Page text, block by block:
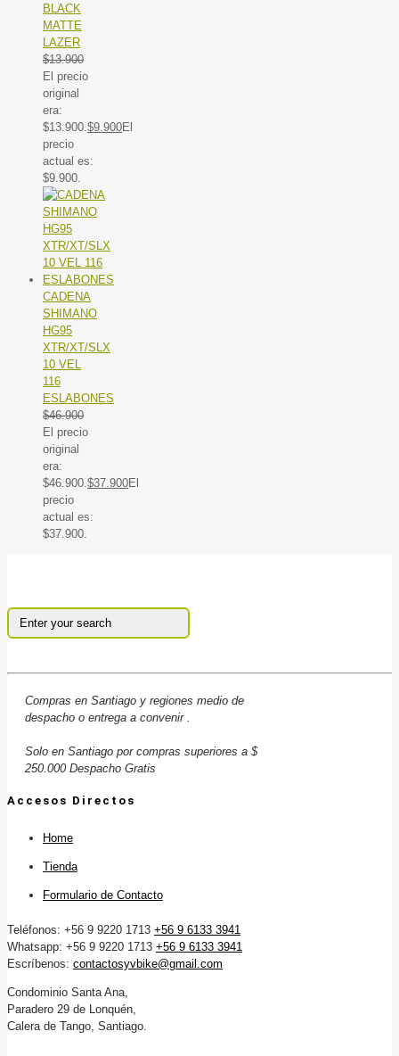
BLACK
MATTE
LAZER
$13.900
El precio
original
era:
$13.900. $9.900El
precio
actual es:
$9.900.
CADENA
SHIMANO
HG95
XTR/XT/SLX
10 VEL
116
ESLABONES
$46.900
El precio
original
era:
$46.900. $37.900El
precio
actual es:
$37.900.
Compras en Santiago y regiones medio de
despacho o entrega a convenir .
Solo en Santiago por compras superiores a $
250.000 Despacho Gratis
Accesos Directos
Home
Tienda
Formulario de Contacto
Teléfonos: +56 9 9220 1713 +56 9 6133 3941
Whatsapp: +56 9 9220 1713 +56 9 6133 3941
Escríbenos: contactosyvbike@gmail.com
Condominio Santa Ana,
Paradero 29 de Lonquén,
Calera de Tango, Santiago.